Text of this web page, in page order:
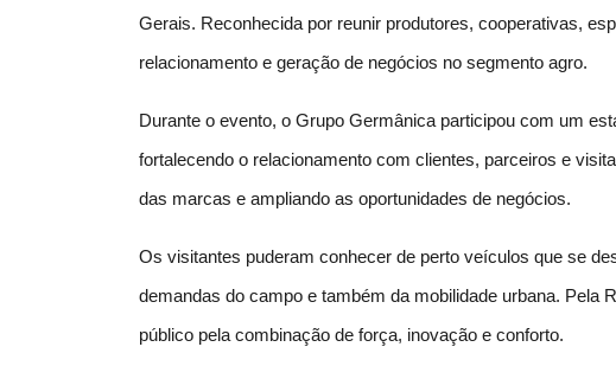
Gerais. Reconhecida por reunir produtores, cooperativas,
relacionamento e geração de negócios no segmento agro.
Durante o evento, o Grupo Germânica participou com um
fortalecendo o relacionamento com clientes, parceiros e
das marcas e ampliando as oportunidades de negócios.
Os visitantes puderam conhecer de perto veículos que se
demandas do campo e também da mobilidade urbana. Pela
público pela combinação de força, inovação e conforto.